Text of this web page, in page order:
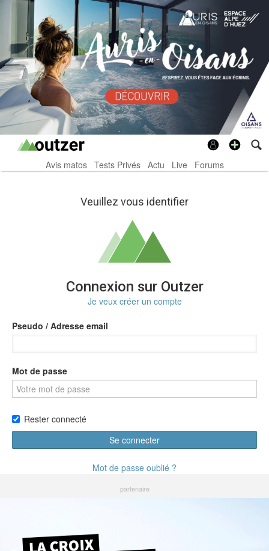
Avis matos Tests Privés Actu Live Forums
Veuillez vous identifier
Connexion sur Outzer
Je veux créer un compte
Pseudo / Adresse email
Mot de passe
Rester connecté
Se connecter
Mot de passe oublié ?